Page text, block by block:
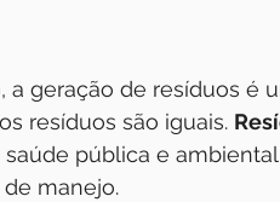
a geração de resíduos é
resíduos são iguais.
pública e
manejo.